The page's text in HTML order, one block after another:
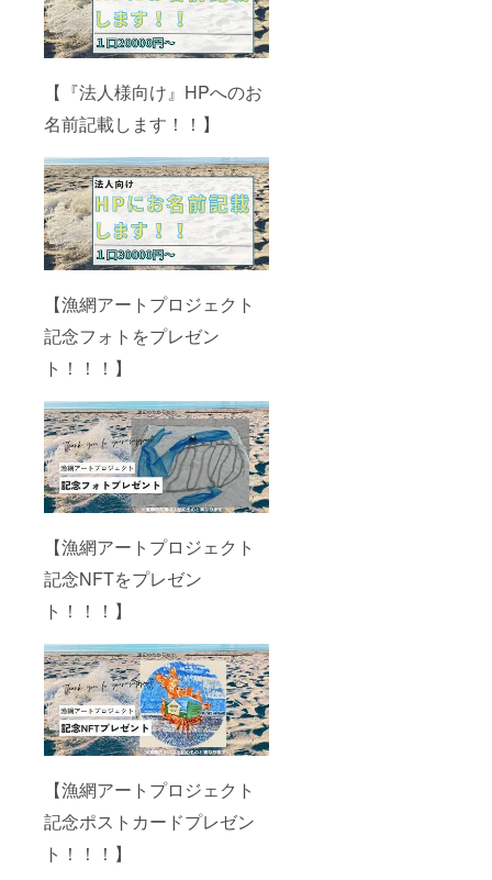
【『法人様向け』HPへのお
名前記載します！！】
【漁網アートプロジェクト
記念フォトをプレゼン
ト！！！】
【漁網アートプロジェクト
記念NFTをプレゼン
ト！！！】
【漁網アートプロジェクト
記念ポストカードプレゼン
ト！！！】